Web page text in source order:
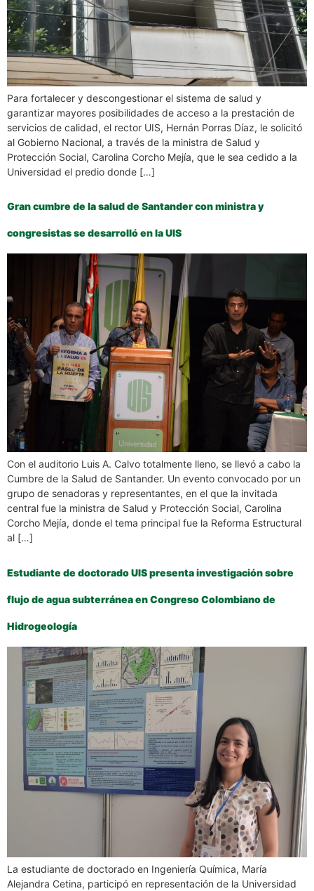
Para fortalecer y descongestionar el sistema de salud y
garantizar mayores posibilidades de acceso a la prestación de
servicios de calidad, el rector UIS, Hernán Porras Díaz, le solicitó
al Gobierno Nacional, a través de la ministra de Salud y
Protección Social, Carolina Corcho Mejía, que le sea cedido a la
Universidad el predio donde […]
Gran cumbre de la salud de Santander con ministra y
congresistas se desarrolló en la UIS
Con el auditorio Luis A. Calvo totalmente lleno, se llevó a cabo la
Cumbre de la Salud de Santander. Un evento convocado por un
grupo de senadoras y representantes, en el que la invitada
central fue la ministra de Salud y Protección Social, Carolina
Corcho Mejía, donde el tema principal fue la Reforma Estructural
al […]
Estudiante de doctorado UIS presenta investigación sobre
flujo de agua subterránea en Congreso Colombiano de
Hidrogeología
La estudiante de doctorado en Ingeniería Química, María
Alejandra Cetina, participó en representación de la Universidad